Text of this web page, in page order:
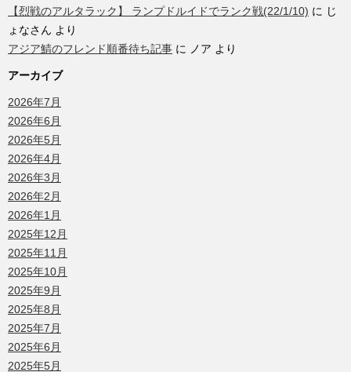
【烈戦のアルタラック】 ランプドルイドでランク戦(22/1/10) に じ
ょなさん より
アジア鯖のフレンド順番待ち記事 に ノア より
アーカイブ
2026年7月
2026年6月
2026年5月
2026年4月
2026年3月
2026年2月
2026年1月
2025年12月
2025年11月
2025年10月
2025年9月
2025年8月
2025年7月
2025年6月
2025年5月